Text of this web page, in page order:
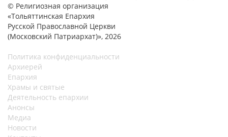
© Религиозная организация
«Тольяттинская Епархия
Русской Православной Церкви
(Московский Патриархат)», 2026
Политика конфиденциальности
Архиерей
Епархия
Храмы и святые
Деятельность епархии
Анонсы
Медиа
Новости